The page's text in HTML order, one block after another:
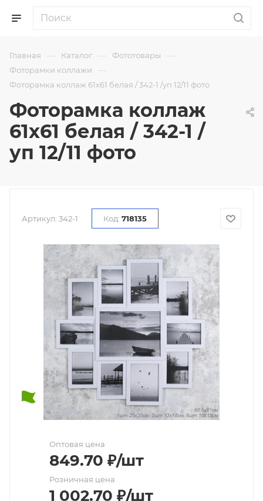
Главная — Каталог — Фототовары —
Фоторамки коллажи —
Фоторамка коллаж 61х61 белая / 342-1 /уп 12/11 фото
Фоторамка коллаж
61х61 белая / 342-1 /
уп 12/11 фото
Артикул: 342-1 Код: 718135
Оптовая цена
849.70 ₽/шт
Розничная цена
1 002.70 ₽/шт